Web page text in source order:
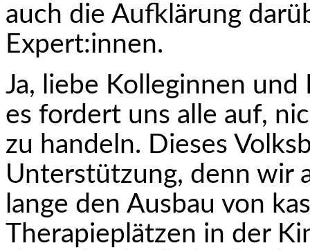
auch die Aufklärung
Expert:innen.
Ja, liebe Kolleginnen
es fordert uns alle auf,
zu handeln. Dieses
Unterstützung, denn wir
lange den Ausbau von
Therapieplätzen in der